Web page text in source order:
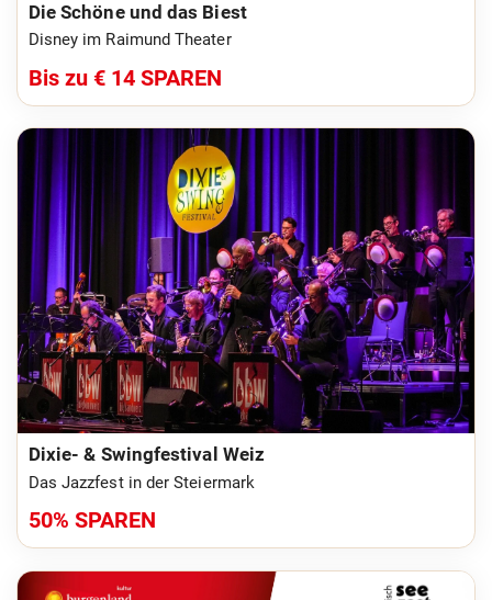
Die Schöne und das Biest
Disney im Raimund Theater
Bis zu € 14 SPAREN
Dixie- & Swingfestival Weiz
Das Jazzfest in der Steiermark
50% SPAREN